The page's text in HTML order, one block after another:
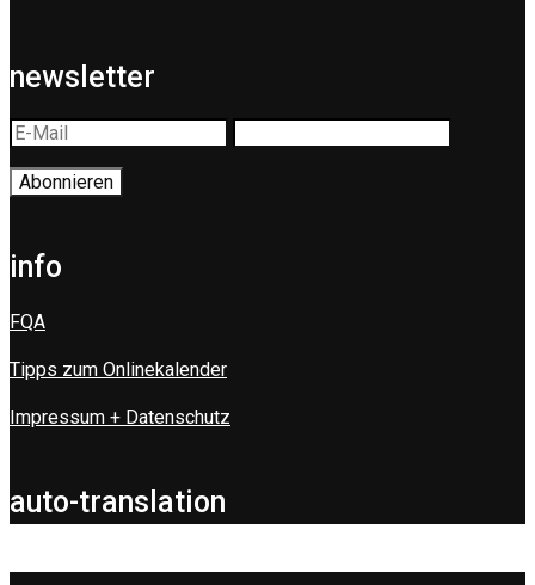
newsletter
info
FQA
Tipps zum Onlinekalender
Impressum + Datenschutz
auto-translation